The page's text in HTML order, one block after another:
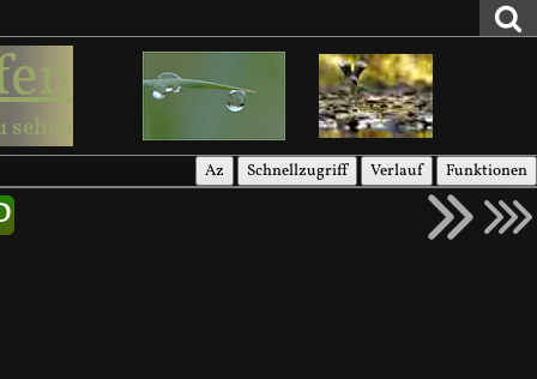
Az Schnellzugriff Verlauf Funktionen